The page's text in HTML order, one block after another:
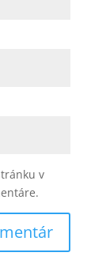
v